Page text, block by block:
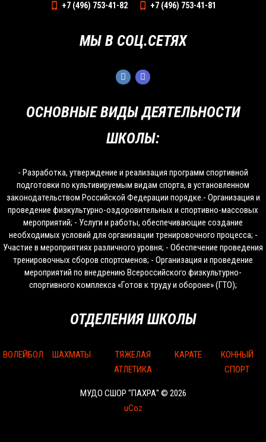
ОСНОВНЫЕ ВИДЫ ДЕЯТЕЛЬНОСТИ
ШКОЛЫ:
- Разработка, утверждение и реализация программ спортивной
подготовки по культивируемым видам спорта, в установленном
законодательством Российской Федерации порядке.- Организация и
проведение физкультурно-оздоровительных и спортивно-массовых
мероприятий; - Услуги и работы, обеспечивающие создание
необходимых условий для организации тренировочного процесса; -
Участие в мероприятиях различного уровня; - Обеспечение проведения
тренировочных сборов спортсменов; - Организация и проведение
мероприятий по внедрению Всероссийского физкультурно-
спортивного комплекса «Готов к труду и обороне» (ГТО);
ОТДЕЛЕНИЯ ШКОЛЫ
ВОЛЕЙБОЛ ШАХМАТЫ
ТЯЖЕЛАЯ
АТЛЕТИКА
КАРАТЕ
КОННЫЙ
СПОРТ
МУДО СШОР "ПАХРА" © 2026
uCoz
+7 (496) 753-41-82 +7 (496) 753-41-81
МЫ В СОЦ.СЕТЯХ